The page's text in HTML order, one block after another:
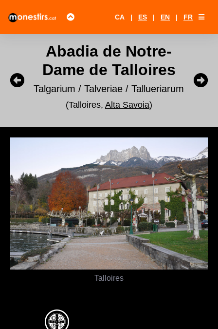
CA | ES | EN | FR
Abadia de Notre-
Dame de Talloires
Talgarium / Talveriae / Tallueriarum
(Talloires, Alta Savoia)
Talloires